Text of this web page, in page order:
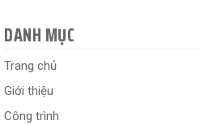
DANH MỤC
Trang chủ
Giới thiệu
Công trình